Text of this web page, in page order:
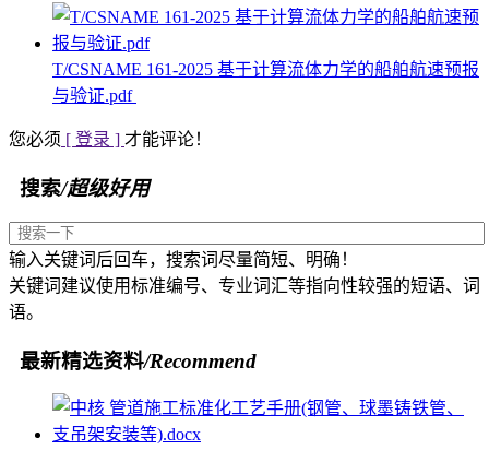
T/CSNAME 161-2025 基于计算流体力学的船舶航速预报
与验证.pdf
您必须 [ 登录 ] 才能评论！
搜索/超级好用
输入关键词后回车，搜索词尽量简短、明确！
关键词建议使用标准编号、专业词汇等指向性较强的短语、词
语。
最新精选资料/Recommend